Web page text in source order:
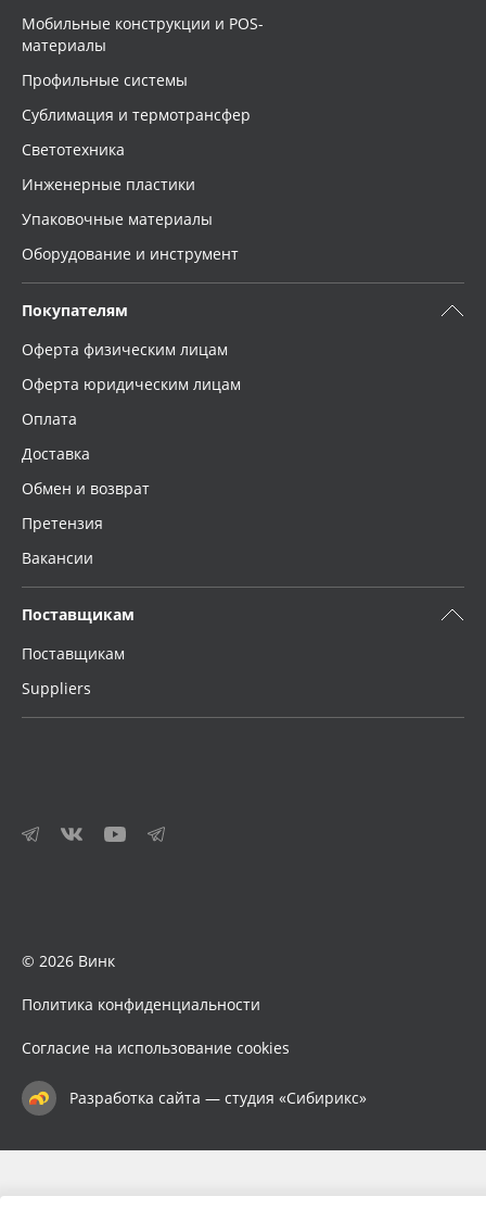
Мобильные конструкции и POS-
материалы
Профильные системы
Сублимация и термотрансфер
Светотехника
Инженерные пластики
Упаковочные материалы
Оборудование и инструмент
Покупателям
Оферта физическим лицам
Оферта юридическим лицам
Оплата
Доставка
Обмен и возврат
Претензия
Вакансии
Поставщикам
Поставщикам
Suppliers
© 2026 Винк
Политика конфиденциальности
Согласие на использование cookies
Разработка сайта — студия «Сибирикс»